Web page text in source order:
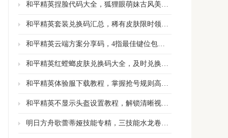
和平精英捏脸代码大全，狐狸眼萌妹古风美女任挑选
和平精英套装兑换码汇总，稀有皮肤限时领取别错过
和平精英云端方案分享码，4指最佳键位包上皇冠
和平精英红螳螂皮肤兑换码大全，及时兑换抢占游戏优势
和平精英体验服下载教程，掌握抢号规则高效获取资格
和平精英不显示头盔设置教程，解锁清晰视野展示专属皮肤
明日方舟歌蕾蒂娅技能专精，三技能水龙卷聚怪群伤专三质变